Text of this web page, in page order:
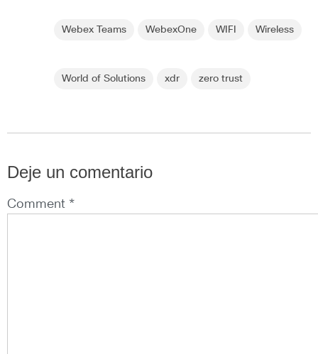
Webex Teams WebexOne WIFI Wireless
World of Solutions xdr zero trust
Deje un comentario
Comment *